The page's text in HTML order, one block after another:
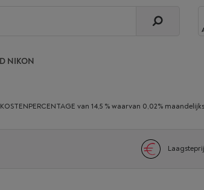
NIKON
van 14,5 % waarvan 0,02%